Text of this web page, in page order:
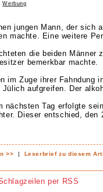
Werbung
jungen Mann, der sich
machte. Eine weitere
die beiden Männer
bemerkbar machte.
im Zuge ihrer Fahndung
aufgreifen. Der
Tag erfolgte
Dieser entschied, den
>> | Leserbrief zu diesem
per RSS